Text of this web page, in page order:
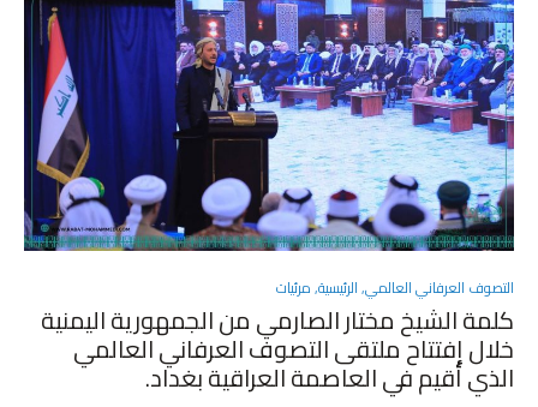
POSTED
IN
التصوف العرفاني العالمي,الرئيسية,مرئيات
كلمة الشيخ مختار الصارمي من الجمهورية اليمنية
خلال إفتتاح ملتقى التصوف العرفاني العالمي
الذي أقيم في العاصمة العراقية بغداد.